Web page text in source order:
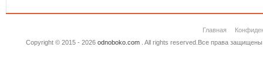
Главная
Copyright © 2015 - 2026 odnoboko.com. All rights reserved.Все права защищены.